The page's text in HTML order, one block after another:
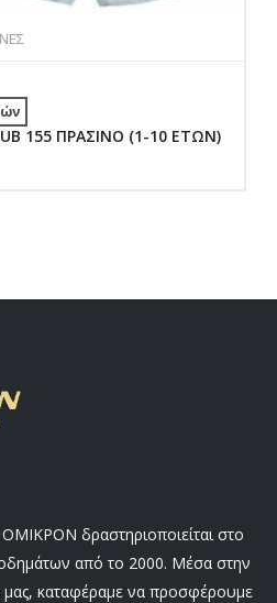
155 ΠΡΑΣΙΝΟ (1-10 ΕΤΩΝ)
δραστηριοποιείται στο
από το 2000. Μέσα στην
μας, καταφέραμε να προσφέρουμε